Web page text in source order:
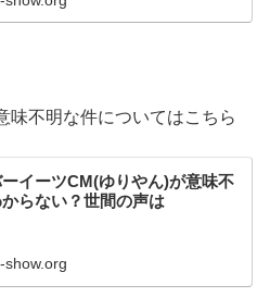
味不明な件についてはこちら
イーツCM(ゆりやん)が意味不
らない？世間の声は
show.org